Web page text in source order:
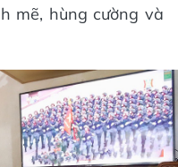
mẽ, hùng cường và